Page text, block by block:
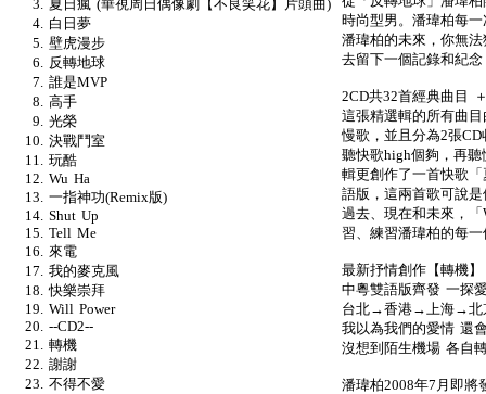
時尚型男。潘瑋柏每
潘瑋柏的未來，你無
去留下一個記錄和紀
2CD共32首經典曲目
這張精選輯的所有曲
慢歌，並且分為2張
聽快歌high個夠，再
輯更創作了一首快歌
語版，這兩首歌可說
過去、現在和未來，
習、練習潘瑋柏的每
最新抒情創作【轉機】
中粵雙語版齊發 一探
台北→香港→上海→
我以為我們的愛情 還
沒想到陌生機場 各自
潘瑋柏2008年7月即將
夏日瘋 (華視周日偶像劇【不良笑花】片頭曲)
白日夢
壁虎漫步
反轉地球
誰是MVP
高手
光榮
決戰鬥室
玩酷
Wu Ha
一指神功(Remix版)
Shut Up
Tell Me
來電
我的麥克風
快樂崇拜
Will Power
--CD2--
轉機
謝謝
不得不愛